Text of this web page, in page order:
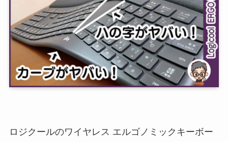
ロジクールのワイヤレス エルゴノミックキーボー